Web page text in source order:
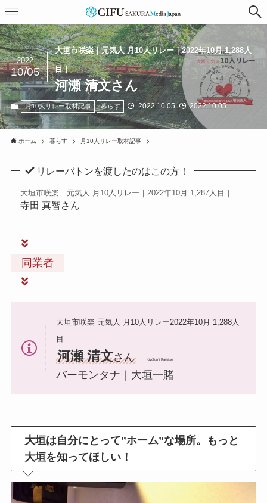
大垣市咲楽｜元気人 月10人リレー｜2022年10月 1,288人
目｜
河瀬 清文さん
2022
10/05
月10人リレー取材記事 暮らす 2022.10.05 2022.10.05
ホーム 暮らす 月10人リレー取材記事
リレーバトンを渡したのはこの方！
大垣市咲楽｜元気人 月10人リレー｜2022年10月 1,287人目｜
寺田 真智さん
同業者
大垣市咲楽 元気人 月10人リレー2022年10月 1,288人
目
河瀬 清文さん Kiyofumi Kawase
バーモンタナ｜大垣一賭
大垣は自分にとって”ホーム”な場所。もっと
大垣を知ってほしい！